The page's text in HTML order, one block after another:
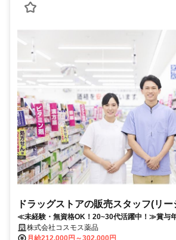
ドラッグストアの販売スタッフ(リ
≪未経験・無資格OK！20~30代活躍中！≫賞与
暇取得率100％／研修制度充実
株式会社コスモス薬品